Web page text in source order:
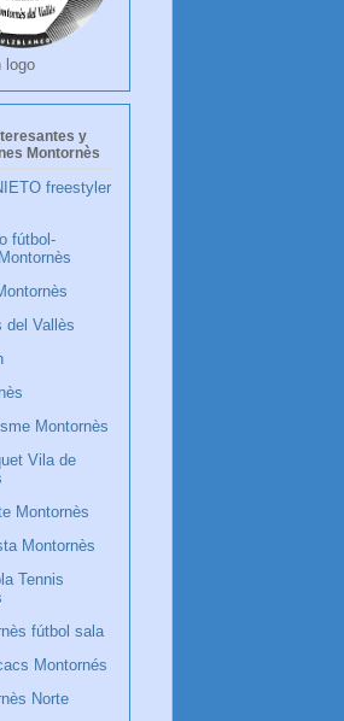
logo
y
Montornès
freestyler
fútbol-
del Vallès
Montornès
Vila de
Montornès
Montornès
Tennis
fútbol sala
Montornés
Norte